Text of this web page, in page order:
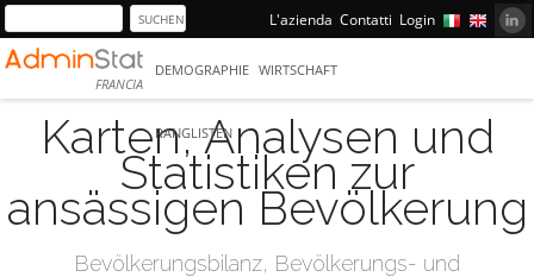
L'azienda Contatti Login
FRANCIA
DEMOGRAPHIE WIRTSCHAFT
RANGLISTEN
Karten, Analysen und
Statistiken zur
ansässigen Bevölkerung
Bevölkerungsbilanz, Bevölkerungs- und